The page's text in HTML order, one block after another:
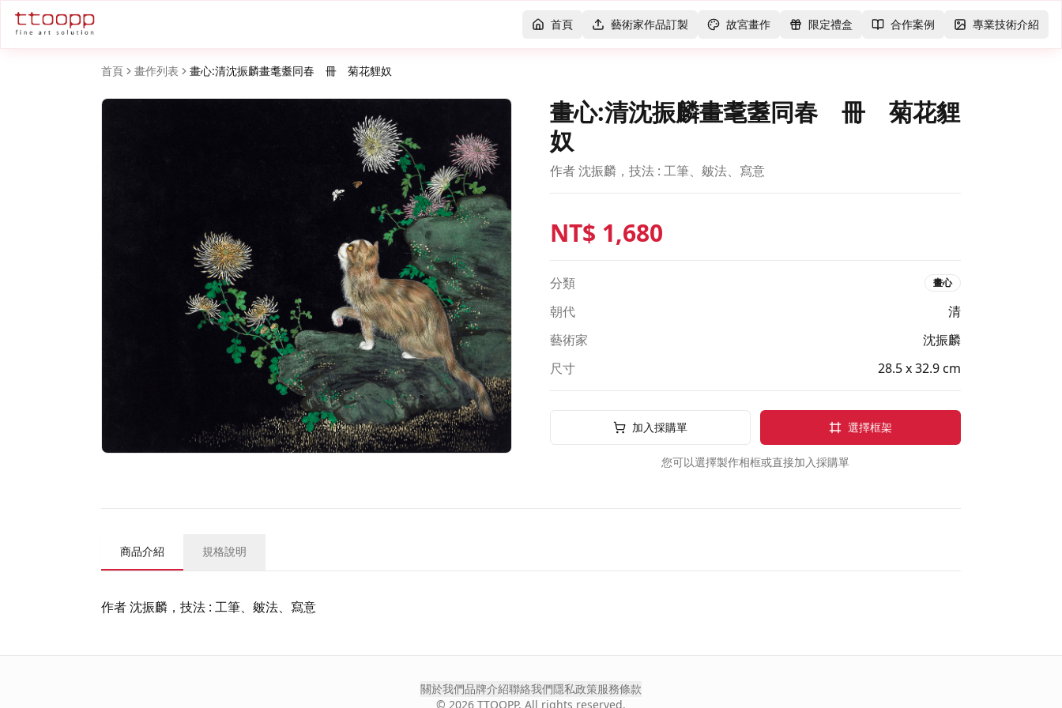
首頁 藝術家作品訂製 故宮畫作 限定禮盒 合作案例 專業技術介紹
首頁 畫作列表 畫心:清沈振麟畫耄耋同春 冊 菊花貍奴
畫心:清沈振麟畫耄耋同春 冊 菊花貍
奴
作者 沈振麟，技法 : 工筆、皴法、寫意
NT$ 1,680
分類 畫心
朝代
清
藝術家
沈振麟
尺寸
28.5 x 32.9 cm
加入採購單 選擇框架
您可以選擇製作相框或直接加入採購單
商品介紹 規格說明
作者 沈振麟，技法 : 工筆、皴法、寫意
關於我們品牌介紹聯絡我們隱私政策服務條款
© 2026 TTOOPP. All rights reserved.